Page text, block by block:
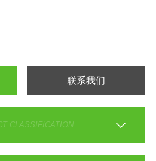
联系我们
CLASSIFICATION